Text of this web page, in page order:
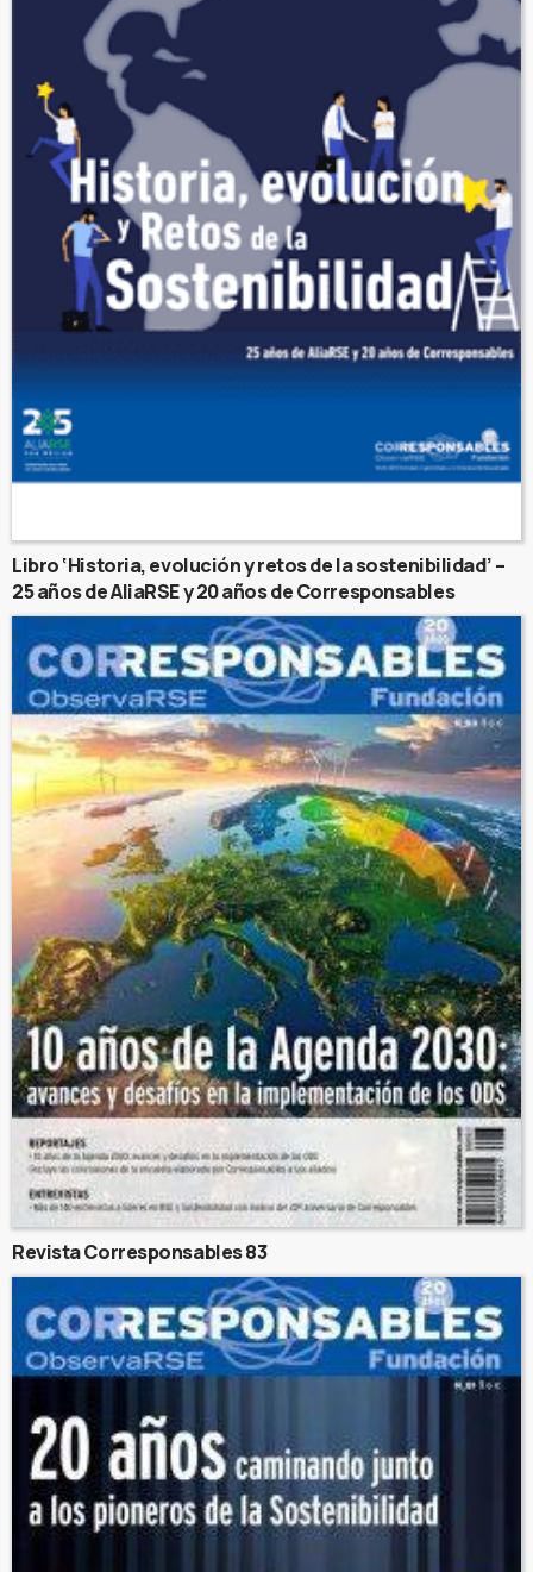
Libro ‘Historia, evolución y retos de la sostenibilidad’ –
25 años de AliaRSE y 20 años de Corresponsables
Revista Corresponsables 83